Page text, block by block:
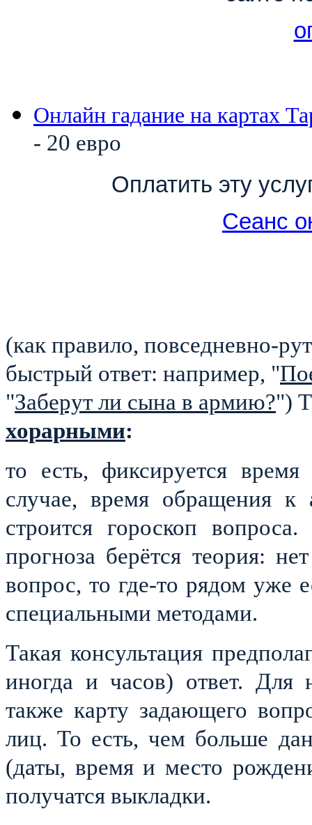
Онлайн гадание на картах
- 20 евро
Оплатить эту
Сеанс
(как правило, повседневно-
быстрый ответ: например, "
"Заберут ли сына в армию?")
хорарными:
то есть, фиксируется
случае, время обращения
строится гороскоп
прогноза берётся теория:
вопрос, то где-то рядом уже
специальными методами.
Такая консультация
иногда и часов) ответ. Для
также карту задающего
лиц. То есть, чем больше
(даты, время и место
получатся выкладки.